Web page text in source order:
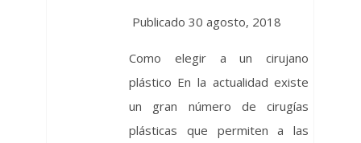
Publicado 30 agosto, 2018
Como elegir a un cirujano
plástico En la actualidad existe
un gran número de cirugías
plásticas que permiten a las